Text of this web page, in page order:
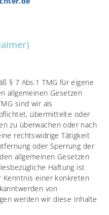
§ 7 Abs.1 TMG für eigene
allgemeinen Gesetzen
sind wir als
übermittelte oder
zu überwachen oder nach
rechtswidrige Tätigkeit
oder Sperrung der
allgemeinen Gesetzen
Haftung ist
einer konkreten
von
werden wir diese Inhalte